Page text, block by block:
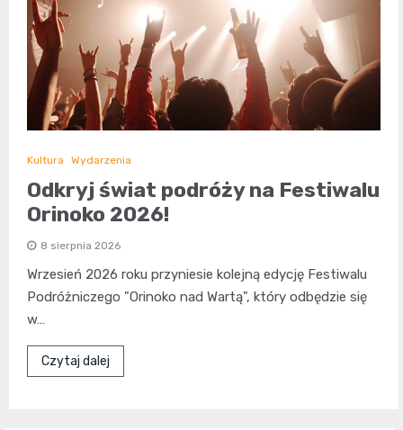
Kultura Wydarzenia
Odkryj świat podróży na Festiwalu
Orinoko 2026!
8 sierpnia 2026
Wrzesień 2026 roku przyniesie kolejną edycję Festiwalu
Podróżniczego "Orinoko nad Wartą", który odbędzie się
w…
Czytaj dalej